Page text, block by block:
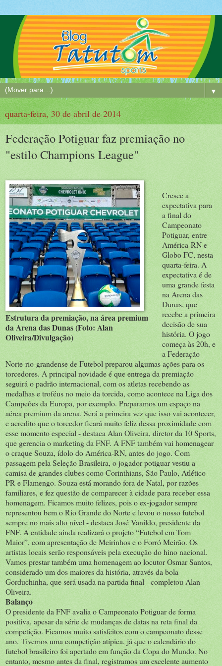
▼
quarta-feira, 30 de abril de 2014
Federação Potiguar faz premiação no
"estilo Champions League"
Estrutura da premiação, na área premium
da Arena das Dunas (Foto: Alan
Oliveira/Divulgação)
Cresce a
expectativa para
a final do
Campeonato
Potiguar, entre
América-RN e
Globo FC, nesta
quarta-feira. A
expectativa é de
uma grande festa
na Arena das
Dunas, que
recebe a primeira
decisão de sua
história. O jogo
começa às 20h, e
a Federação
Norte-rio-grandense de Futebol preparou algumas ações para os
torcedores. A principal novidade é que entrega da premiação
seguirá o padrão internacional, com os atletas recebendo as
medalhas e troféus no meio da torcida, como acontece na Liga dos
Campeões da Europa, por exemplo. Preparamos um espaço na
aérea premium da arena. Será a primeira vez que isso vai acontecer,
e acredito que o torcedor ficará muito feliz dessa proximidade com
esse momento especial - destaca Alan Oliveira, diretor da 10 Sports,
que gerencia o marketing da FNF. A FNF também vai homenagear
o craque Souza, ídolo do América-RN, antes do jogo. Com
passagem pela Seleção Brasileira, o jogador potiguar vestiu a
camisa de grandes clubes como Corinthians, São Paulo, Atlético-
PR e Flamengo. Souza está morando fora de Natal, por razões
familiares, e fez questão de comparecer à cidade para receber essa
homenagem. Ficamos muito felizes, pois o ex-jogador sempre
representou bem o Rio Grande do Norte e levou o nosso futebol
sempre no mais alto nível - destaca José Vanildo, presidente da
FNF. A entidade ainda realizará o projeto “Futebol em Tom
Maior”, com apresentação de Meirinhos e o Forró Meirão. Os
artistas locais serão responsáveis pela execução do hino nacional.
Vamos prestar também uma homenagem ao locutor Osmar Santos,
considerado um dos maiores da história, através da bola
Gorduchinha, que será usada na partida final - completou Alan
Oliveira.
Balanço
O presidente da FNF avalia o Campeonato Potiguar de forma
positiva, apesar da série de mudanças de datas na reta final da
competição. Ficamos muito satisfeitos com o campeonato desse
ano. Tivemos uma competição atípica, já que o calendário do
futebol brasileiro foi apertado em função da Copa do Mundo. No
entanto, mesmo antes da final, registramos um excelente aumento